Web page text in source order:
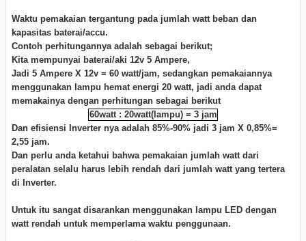
Waktu pemakaian tergantung pada jumlah watt beban dan
kapasitas baterai/accu.
Contoh perhitungannya adalah sebagai berikut;
Kita mempunyai baterai/aki 12v 5 Ampere,
Jadi 5 Ampere X 12v = 60 watt/jam, sedangkan pemakaiannya
menggunakan lampu hemat energi 20 watt, jadi anda dapat
memakainya dengan perhitungan sebagai berikut
60watt : 20watt(lampu) = 3 jam
Dan efisiensi Inverter nya adalah 85%-90% jadi 3 jam X 0,85%=
2,55 jam.
Dan perlu anda ketahui bahwa pemakaian jumlah watt dari
peralatan selalu harus lebih rendah dari jumlah watt yang tertera
di Inverter.
Untuk itu sangat disarankan menggunakan lampu LED dengan
watt rendah untuk memperlama waktu penggunaan.